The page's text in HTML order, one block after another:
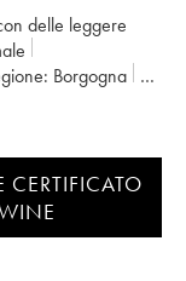
delle leggere
Borgogna
CERTIFICATO